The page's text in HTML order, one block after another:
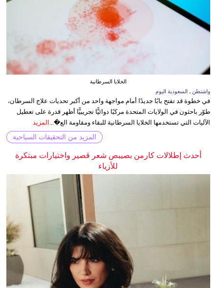
الخلايا السرطانية
واشنطن ـ السعودية اليوم
في خطوة قد تفتح بابًا جديدًا أمام مواجهة واحد من أكبر تحديات علاج السرطان،
طوّر باحثون في الولايات المتحدة مركبًا دوائيًّا تجريبيًّا أظهر قدرة على تعطيل
الآليات التي تستخدمها الخلايا السرطانية للبقاء ومقاومة الع�... المزيد
المزيد من التحقيقات السياحية
أحدث إطلالات كارمن بصيبص شعر قصير واختيارات مبتكرة
للأزياء